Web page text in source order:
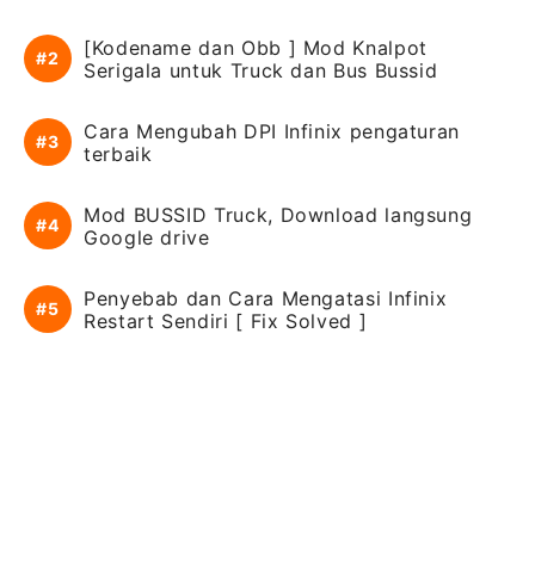
[Kodename dan Obb ] Mod Knalpot
Serigala untuk Truck dan Bus Bussid
Cara Mengubah DPI Infinix pengaturan
terbaik
Mod BUSSID Truck, Download langsung
Google drive
Penyebab dan Cara Mengatasi Infinix
Restart Sendiri [ Fix Solved ]